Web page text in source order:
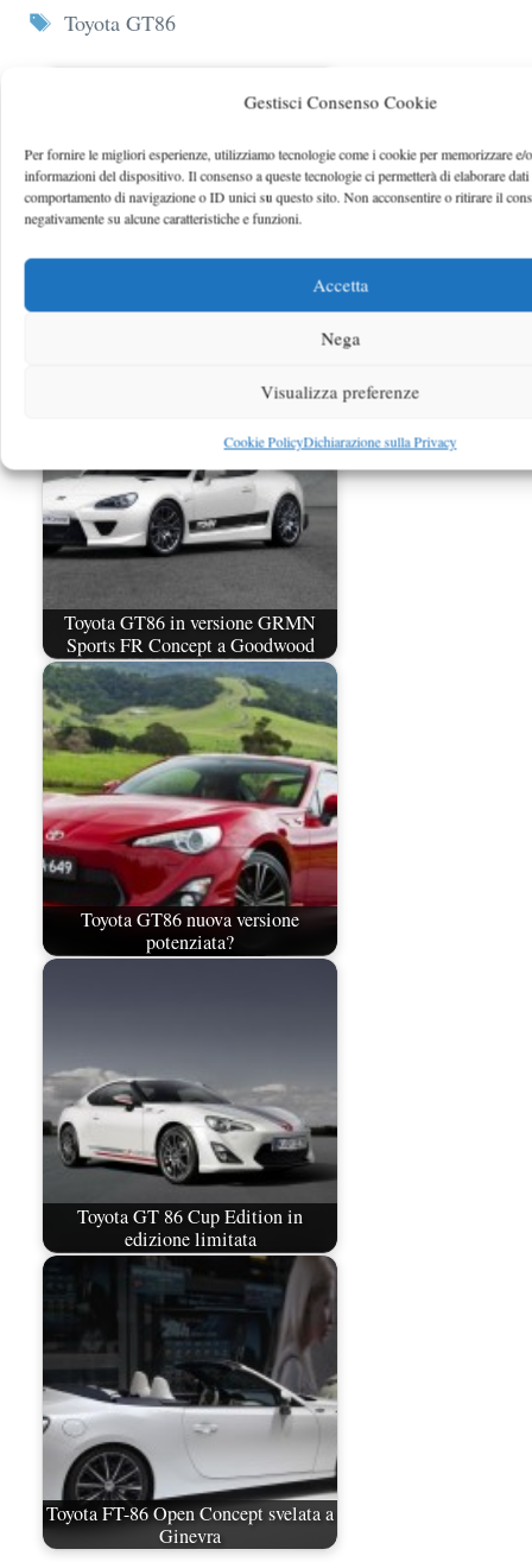
Gestisci Consenso Cookie
Per fornire le migliori esperienze, utilizziamo tecnologie come i cookie per memorizzare e/
informazioni del dispositivo. Il consenso a queste tecnologie ci permetterà di elaborare
comportamento di navigazione o ID unici su questo sito. Non acconsentire o ritirare il
negativamente su alcune caratteristiche e funzioni.
Accetta
Nega
Visualizza preferenze
Cookie PolicyDichiarazione sulla Privacy
Tag
Toyota GT86
nuovissima Orange Limited Edition
Toyota GT86 in versione GRMN
Sports FR Concept a Goodwood
Toyota GT86 nuova versione
potenziata?
Toyota GT 86 Cup Edition in
edizione limitata
Toyota FT-86 Open Concept svelata a
Ginevra